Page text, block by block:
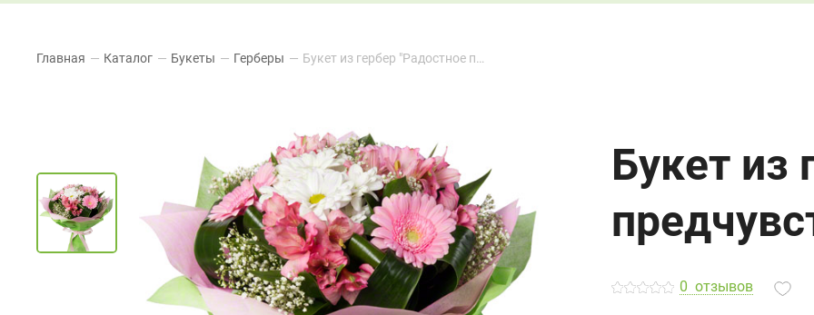
Главная — Каталог — Букеты — Герберы — Букет из гербер "Радостное предчувствие"
Букет из
0 отзывов